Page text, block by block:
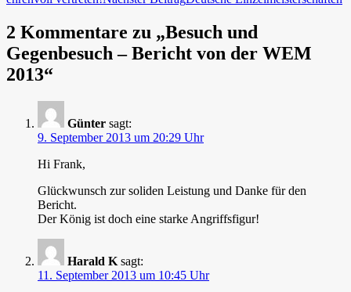
2 Kommentare zu „Besuch und
Gegenbesuch – Bericht von der WEM
2013“
Günter sagt:
9. September 2013 um 20:29 Uhr
Hi Frank,
Glückwunsch zur soliden Leistung und Danke für den
Bericht.
Der König ist doch eine starke Angriffsfigur!
Harald K sagt:
11. September 2013 um 10:45 Uhr